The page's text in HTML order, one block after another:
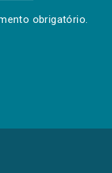
obrigatório.